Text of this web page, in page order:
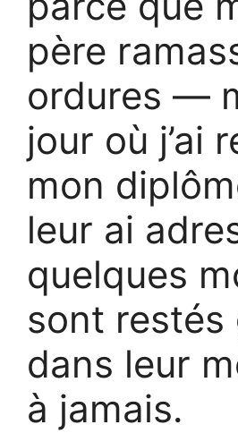
père
ordures —
jour où j’ai
mon
leur ai
quelques
sont restés
dans leur
à jamais.